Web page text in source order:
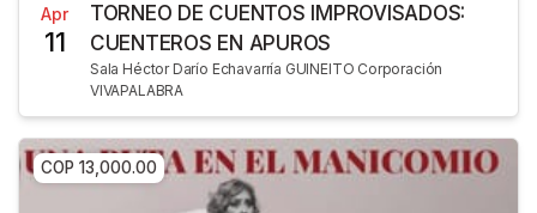
Apr
11
TORNEO DE CUENTOS IMPROVISADOS:
CUENTEROS EN APUROS
Sala Héctor Darío Echavarría GUINEITO Corporación
VIVAPALABRA
COP 13,000.00